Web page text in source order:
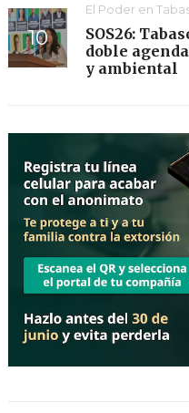
El Poder en
SOS26:
doble
y ambiental